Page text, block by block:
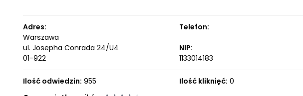
Adres:
Warszawa
ul. Josepha Conrada 24/U4
01-922
Telefon:
NIP:
1133014183
Ilość odwiedzin: 955 Ilość kliknięć: 0